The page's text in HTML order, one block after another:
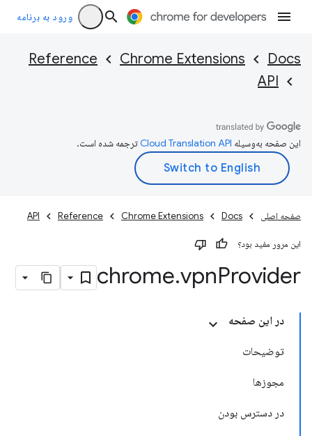
ورود به برنامه
Docs
Chrome Extensions
Reference
API
این صفحه به‌وسیله ترجمه شده است.
صفحه اصلی Docs
Chrome Extensions
Reference
API
این مرور مفید بود؟
chrome.vpnProvider
در این صفحه
توضیحات
مجوزها
در دسترس بودن